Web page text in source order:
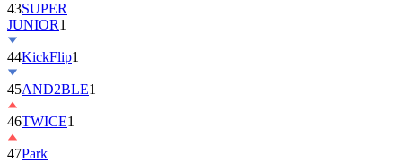
44KickFlip
45AND2BLE
46TWICE1
47Park
Bo-
young1